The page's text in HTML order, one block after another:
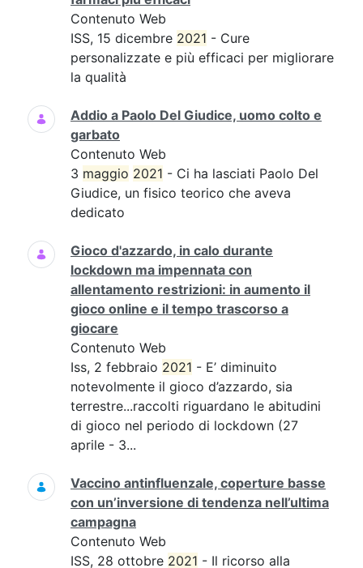
Contenuto Web
ISS, 15 dicembre 2021 - Cure
personalizzate e più efficaci per migliorare
la qualità
Addio a Paolo Del Giudice, uomo colto e
garbato
Contenuto Web
3 maggio 2021 - Ci ha lasciati Paolo Del
Giudice, un fisico teorico che aveva
dedicato
Gioco d'azzardo, in calo durante
lockdown ma impennata con
allentamento restrizioni: in aumento il
gioco online e il tempo trascorso a
giocare
Contenuto Web
Iss, 2 febbraio 2021 - E’ diminuito
notevolmente il gioco d’azzardo, sia
terrestre...raccolti riguardano le abitudini
di gioco nel periodo di lockdown (27
aprile - 3...
Vaccino antinfluenzale, coperture basse
con un’inversione di tendenza nell’ultima
campagna
Contenuto Web
ISS, 28 ottobre 2021 - Il ricorso alla